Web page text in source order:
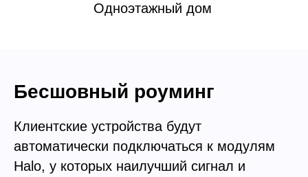
Одноэтажный дом
Бесшовный роуминг
Клиентские устройства будут
автоматически подключаться к модулям
Halo, у которых наилучший сигнал и